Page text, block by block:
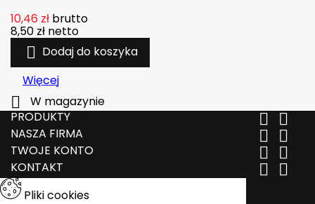
10,46 zł brutto
8,50 zł netto
 Dodaj do koszyka
Więcej

W magazynie
PRODUKTY
 
NASZA FIRMA  
TWOJE KONTO  
KONTAKT  
Pliki cookies